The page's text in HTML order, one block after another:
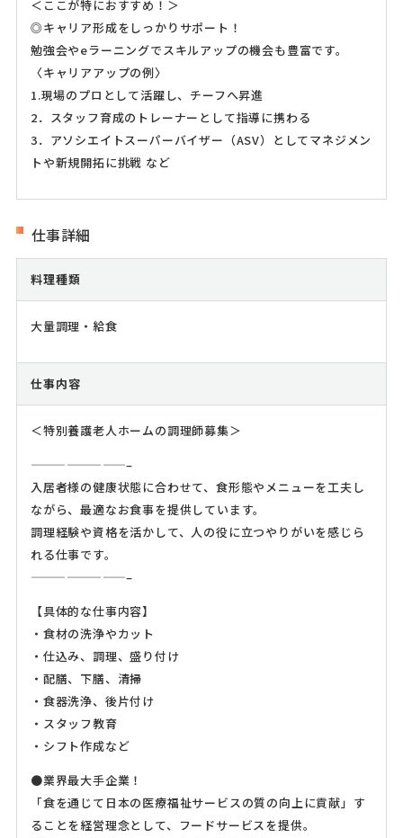
＜ここが特におすすめ！＞
◎キャリア形成をしっかりサポート！
勉強会やeラーニングでスキルアップの機会も豊富です。
〈キャリアアップの例〉
1.現場のプロとして活躍し、チーフへ昇進
2．スタッフ育成のトレーナーとして指導に携わる
3．アソシエイトスーパーバイザー（ASV）としてマネジメン
トや新規開拓に挑戦 など
仕事詳細
料理種類
大量調理・給食
仕事内容
＜特別養護老人ホームの調理師募集＞
————————–
入居者様の健康状態に合わせて、食形態やメニューを工夫し
ながら、最適なお食事を提供しています。
調理経験や資格を活かして、人の役に立つやりがいを感じら
れる仕事です。
————————–
【具体的な仕事内容】
・食材の洗浄やカット
・仕込み、調理、盛り付け
・配膳、下膳、清掃
・食器洗浄、後片付け
・スタッフ教育
・シフト作成など
●業界最大手企業！
「食を通じて日本の医療福祉サービスの質の向上に貢献」す
ることを経営理念として、フードサービスを提供。